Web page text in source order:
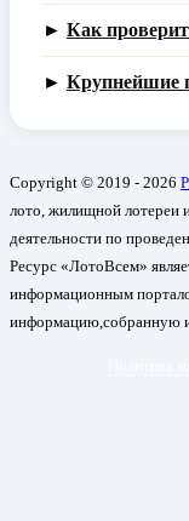
► Как
► Крупнейшие
Copyright © 2019 - 2026
лото, жилищной лотереи
деятельности по
Ресурс «ЛотоВсем»
информационным
информацию,собранную